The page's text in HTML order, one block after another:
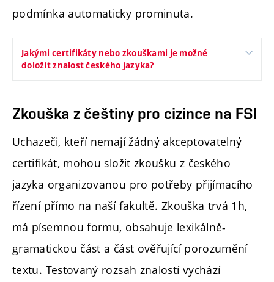
podmínka automaticky prominuta.
Jakými certifikáty nebo zkouškami je možné
doložit znalost českého jazyka?
Termíny konání, místa, kde lze zkoušku složit, a
také přihlášku naleznete zde .
Státní jazykovou zkoušku z českého jazyka lze
vykonat v jazykových školách v ČR s právem státní
jazykové zkoušky. Požaduje se alespoň Státní
Pro přijímací řízení je nutné doložit osvědčení
o úspěšném vykonání závěrečné zkoušky úrovně
Zkouška z češtiny pro cizince na FSI
Uchazeči, kteří nemají žádný akceptovatelný
certifikát, mohou složit zkoušku z českého
jazyka organizovanou pro potřeby přijímacího
řízení přímo na naší fakultě. Zkouška trvá 1h,
má písemnou formu, obsahuje lexikálně-
gramatickou část a část ověřující porozumění
textu. Testovaný rozsah znalostí vychází